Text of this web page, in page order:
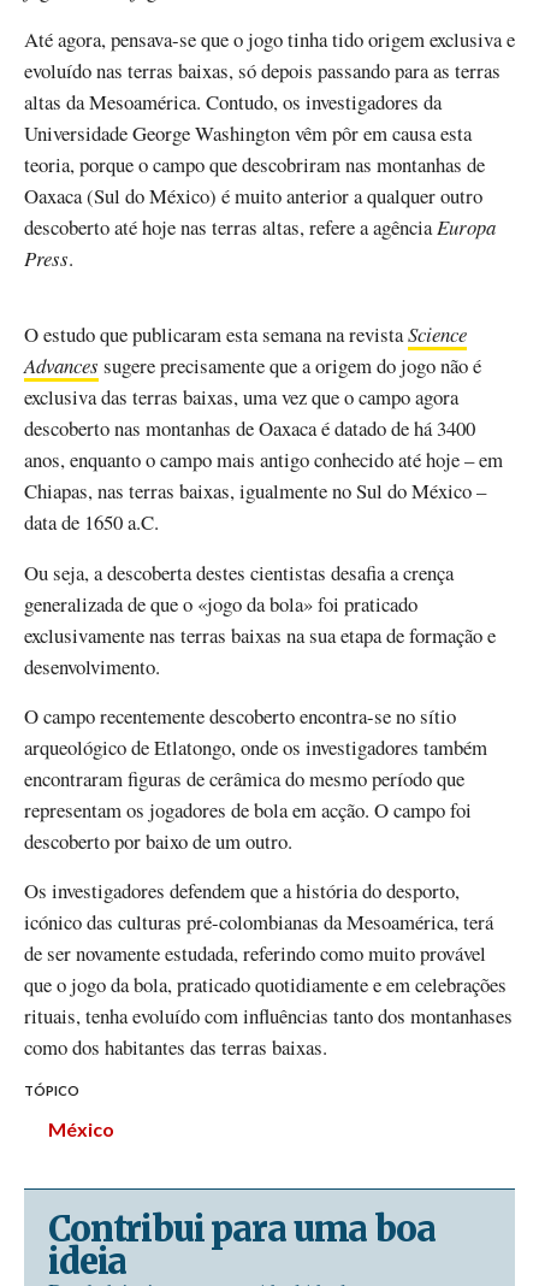
Até agora, pensava-se que o jogo tinha tido origem exclusiva e
evoluído nas terras baixas, só depois passando para as terras
altas da Mesoamérica. Contudo, os investigadores da
Universidade George Washington vêm pôr em causa esta
teoria, porque o campo que descobriram nas montanhas de
Oaxaca (Sul do México) é muito anterior a qualquer outro
descoberto até hoje nas terras altas, refere a agênciaEuropa
Press.
O estudo que publicaram esta semana na revistaScience
Advances sugere precisamente que a origem do jogo não é
exclusiva das terras baixas, uma vez que o campo agora
descoberto nas montanhas de Oaxaca é datado de há 3400
anos, enquanto o campo mais antigo conhecido até hoje – em
Chiapas, nas terras baixas, igualmente no Sul do México –
data de 1650 a.C.
Ou seja, a descoberta destes cientistas desafia a crença
generalizada de que o «jogo da bola» foi praticado
exclusivamente nas terras baixas na sua etapa de formação e
desenvolvimento.
O campo recentemente descoberto encontra-se no sítio
arqueológico de Etlatongo, onde os investigadores também
encontraram figuras de cerâmica do mesmo período que
representam os jogadores de bola em acção. O campo foi
descoberto por baixo de um outro.
Os investigadores defendem que a história do desporto,
icónico das culturas pré-colombianas da Mesoamérica, terá
de ser novamente estudada, referindo como muito provável
que o jogo da bola, praticado quotidiamente e em celebrações
rituais, tenha evoluído com influências tanto dos montanhases
como dos habitantes das terras baixas.
TÓPICO
México
Contribui para uma boa
ideia